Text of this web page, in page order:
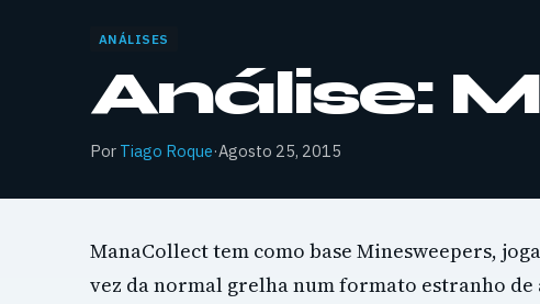
ANÁLISES
Análise:
Por Tiago Roque·Agosto 25, 2015
ManaCollect tem como base Minesweepers,
vez da normal grelha num formato estranho de